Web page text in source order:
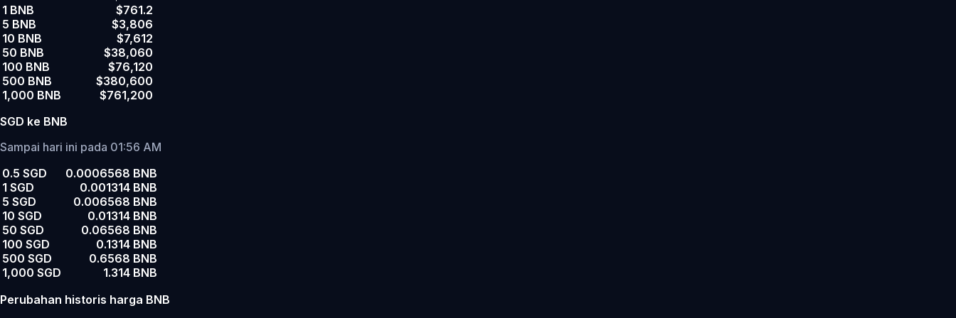
1 BNB
$761.2
5 BNB
$3,806
10 BNB
$7,612
50 BNB
$38,060
100 BNB
$76,120
500 BNB
$380,600
1,000 BNB
$761,200
SGD ke BNB
Sampai hari ini pada 01:56 AM
0.5 SGD
0.0006568 BNB
1 SGD
0.001314 BNB
5 SGD
0.006568 BNB
10 SGD
0.01314 BNB
50 SGD
0.06568 BNB
100 SGD
0.1314 BNB
500 SGD
0.6568 BNB
1,000 SGD
1.314 BNB
Perubahan historis harga BNB